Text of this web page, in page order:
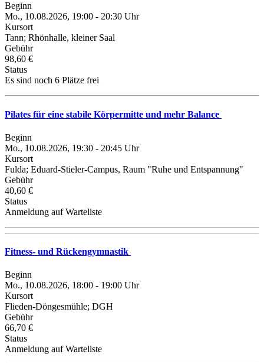
Beginn
Mo., 10.08.2026, 19:00 - 20:30 Uhr
Kursort
Tann; Rhönhalle, kleiner Saal
Gebühr
98,60 €
Status
Es sind noch 6 Plätze frei
Pilates für eine stabile Körpermitte und mehr Balance
Beginn
Mo., 10.08.2026, 19:30 - 20:45 Uhr
Kursort
Fulda; Eduard-Stieler-Campus, Raum "Ruhe und Entspannung"
Gebühr
40,60 €
Status
Anmeldung auf Warteliste
Fitness- und Rückengymnastik
Beginn
Mo., 10.08.2026, 18:00 - 19:00 Uhr
Kursort
Flieden-Döngesmühle; DGH
Gebühr
66,70 €
Status
Anmeldung auf Warteliste